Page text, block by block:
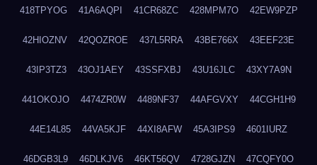
418TPYOG 41A6AQPI 41CR68ZC 428MPM7O 42EW9PZP
42HIOZNV 42QOZROE 437L5RRA 43BE766X 43EEF23E
43IP3TZ3 43OJ1AEY 43SSFXBJ 43U16JLC 43XY7A9N
441OKOJO 4474ZR0W 4489NF37 44AFGVXY 44CGH1H9
44E14L85 44VA5KJF 44XI8AFW 45A3IPS9 4601IURZ
46DGB3L9 46DLKJV6 46KT56QV 4728GJZN 47CQFY0O